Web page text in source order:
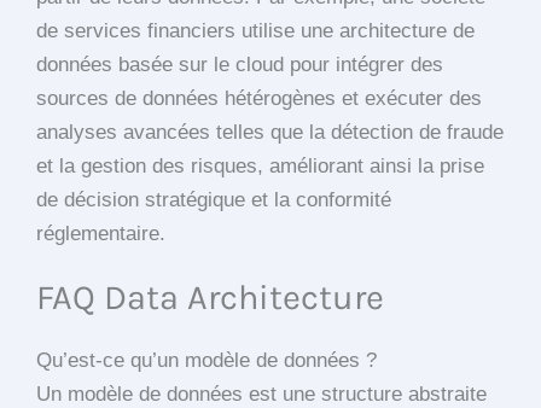
de services financiers utilise une architecture de
données basée sur le cloud pour intégrer des
sources de données hétérogènes et exécuter des
analyses avancées telles que la détection de fraude
et la gestion des risques, améliorant ainsi la prise
de décision stratégique et la conformité
réglementaire.
FAQ Data Architecture
Qu’est-ce qu’un modèle de données ?
Un modèle de données est une structure abstraite